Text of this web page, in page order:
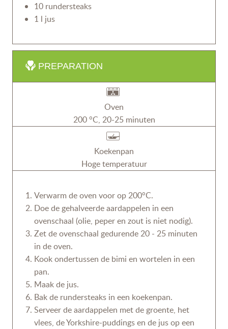
10 rundersteaks
1 l jus
PREPARATION
Oven
200 °C, 20-25 minuten
Koekenpan
Hoge temperatuur
Verwarm de oven voor op 200°C.
Doe de gehalveerde aardappelen in een
ovenschaal (olie, peper en zout is niet nodig).
Zet de ovenschaal gedurende 20 - 25 minuten
in de oven.
Kook ondertussen de bimi en wortelen in een
pan.
Maak de jus.
Bak de rundersteaks in een koekenpan.
Serveer de aardappelen met de groente, het
vlees, de Yorkshire-puddings en de jus op een